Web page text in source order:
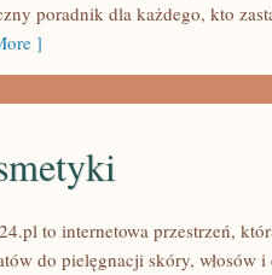
poradnik dla każdego, kto
]
to internetowa przestrzeń,
do pielęgnacji skóry, włosów i